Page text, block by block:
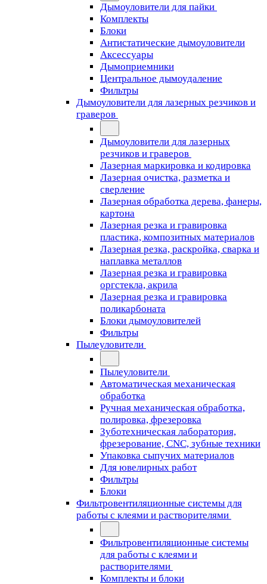
Дымоуловители для пайки
Комплекты
Блоки
Антистатические дымоуловители
Аксессуары
Дымоприемники
Центральное дымоудаление
Фильтры
Дымоуловители для лазерных резчиков и
граверов
Дымоуловители для лазерных
резчиков и граверов
Лазерная маркировка и кодировка
Лазерная очистка, разметка и
сверление
Лазерная обработка дерева, фанеры,
картона
Лазерная резка и гравировка
пластика, композитных материалов
Лазерная резка, раскройка, сварка и
наплавка металлов
Лазерная резка и гравировка
оргстекла, акрила
Лазерная резка и гравировка
поликарбоната
Блоки дымоуловителей
Фильтры
Пылеуловители
Пылеуловители
Автоматическая механическая
обработка
Ручная механическая обработка,
полировка, фрезеровка
Зуботехническая лаборатория,
фрезерование, CNC, зубные техники
Упаковка сыпучих материалов
Для ювелирных работ
Фильтры
Блоки
Фильтровентиляционные системы для
работы с клеями и растворителями
Фильтровентиляционные системы
для работы с клеями и
растворителями
Комплекты и блоки